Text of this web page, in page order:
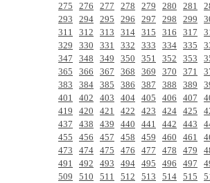
275 276 277 278 279 280 281
293
294 295 296 297 298 299
311
312 313 314 315 316 317
329
330 331 332 333 334 335
347
348 349 350 351 352 353
365
366 367 368 369 370 371
383
384 385 386 387 388 389
401
402 403 404 405 406 407
419
420 421 422 423 424 425
437
438 439 440 441 442 443
455
456 457 458 459 460 461
473
474 475 476 477 478 479
491
492 493 494 495 496 497
509
510 511 512 513 514 515